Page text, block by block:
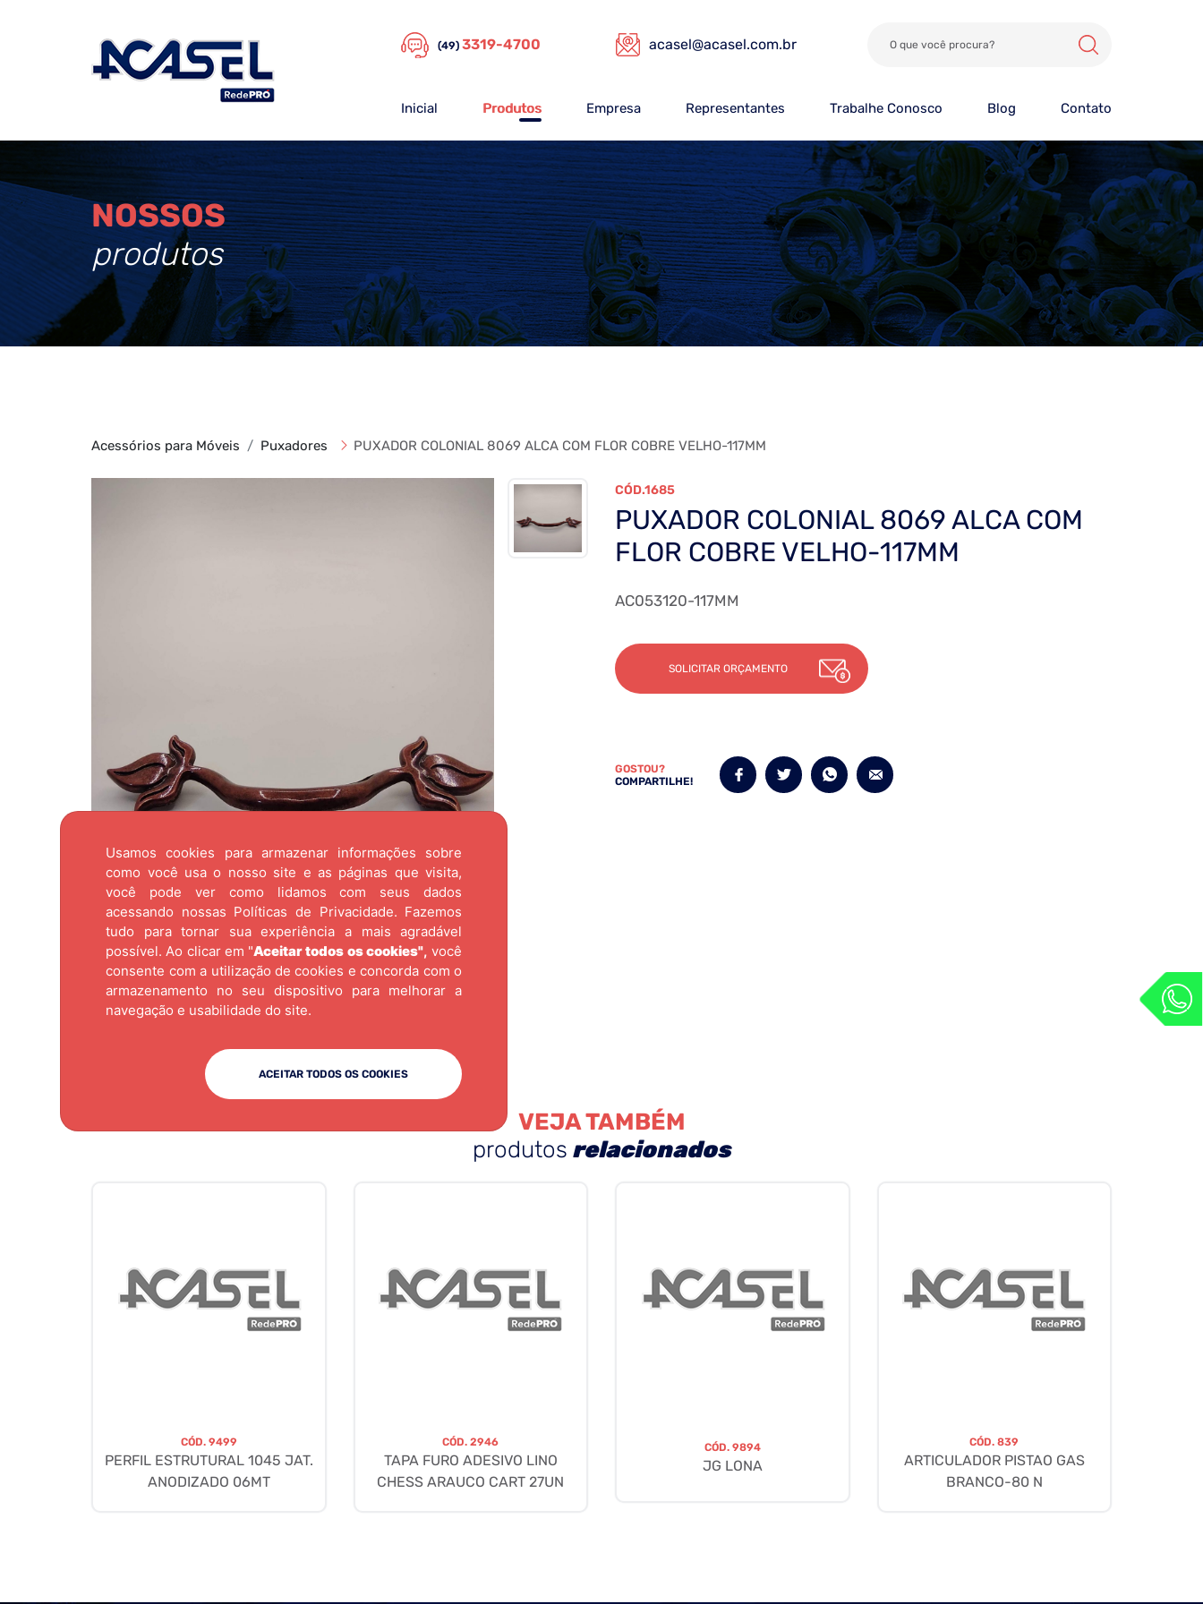
Usamos cookies para armazenar informações sobre
como você usa o nosso site e as páginas que visita,
você pode ver como lidamos com seus dados
acessando nossas Políticas de Privacidade. Fazemos
tudo para tornar sua experiência a mais agradável
possível. Ao clicar em "Aceitar todos os cookies", você
consente com a utilização de cookies e concorda com o
armazenamento no seu dispositivo para melhorar a
navegação e usabilidade do site.
ACEITAR TODOS OS COOKIES
(49) 3319-4700 acasel@acasel.com.br
Inicial Produtos Empresa Representantes Trabalhe Conosco Blog Contato
NOSSOS
produtos
Acessórios para Móveis Puxadores PUXADOR COLONIAL 8069 ALCA COM FLOR COBRE VELHO-117MM
1685
PUXADOR COLONIAL 8069 ALCA COM
FLOR COBRE VELHO-117MM
AC053120-117MM
SOLICITAR ORÇAMENTO
GOSTOU?
COMPARTILHE!
VEJA TAMBÉM
produtos relacionados
CÓD. 9499
PERFIL ESTRUTURAL 1045 JAT.
ANODIZADO 06MT
CÓD.2946
TAPA FURO ADESIVO LINO
CHESS ARAUCO CART 27UN
CÓD. 9894
JG LONA
CÓD.839
ARTICULADOR PISTAO GAS
BRANCO-80 N